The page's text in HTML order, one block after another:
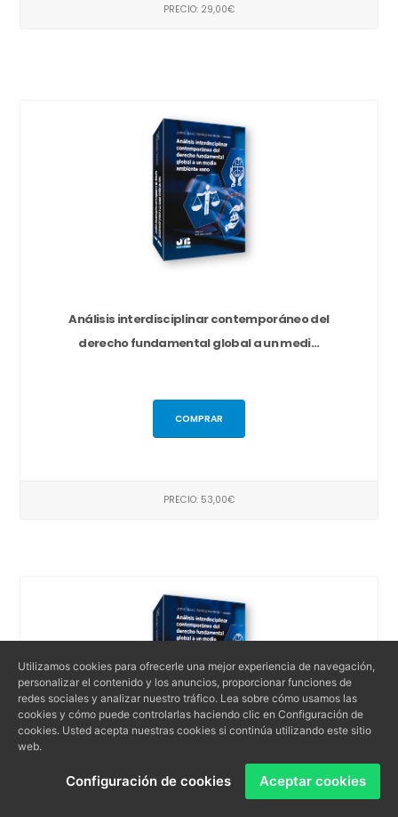
PRECIO: 29,00€
Análisis interdisciplinar contemporáneo del
derecho fundamental global a un medi...
COMPRAR
PRECIO: 53,00€
(EBOOK)Análisis interdisciplinar contemporáneo
Utilizamos cookies para ofrecerle una mejor experiencia de navegación,
personalizar el contenido y los anuncios, proporcionar funciones de
redes sociales y analizar nuestro tráfico. Lea sobre cómo usamos las
cookies y cómo puede controlarlas haciendo clic en Configuración de
cookies. Usted acepta nuestras cookies si continúa utilizando este sitio
web.
Configuración de cookies Aceptar cookies